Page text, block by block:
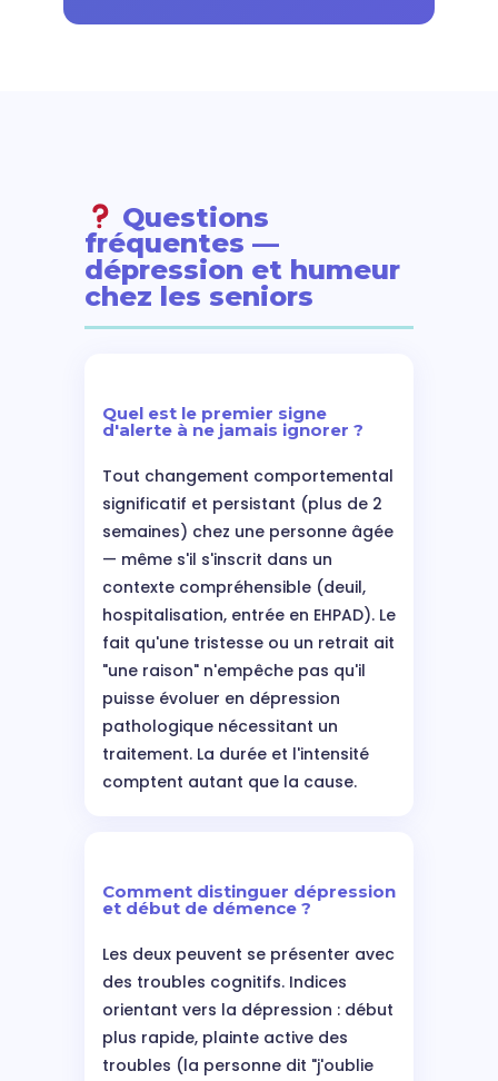
Questions
fréquentes —
dépression et humeur
chez les seniors
Quel est le premier signe
d'alerte à ne jamais ignorer ?
Tout changement comportemental
significatif et persistant (plus de 2
semaines) chez une personne âgée
— même s'il s'inscrit dans un
contexte compréhensible (deuil,
hospitalisation, entrée en EHPAD). Le
fait qu'une tristesse ou un retrait ait
"une raison" n'empêche pas qu'il
puisse évoluer en dépression
pathologique nécessitant un
traitement. La durée et l'intensité
comptent autant que la cause.
Comment distinguer dépression
et début de démence ?
Les deux peuvent se présenter avec
des troubles cognitifs. Indices
orientant vers la dépression : début
plus rapide, plainte active des
troubles (la personne dit "j'oublie